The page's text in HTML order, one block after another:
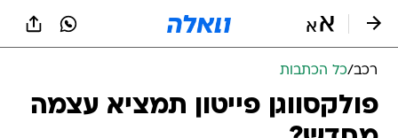
רכב/כל הכתבות
פולקסווגן פייטון תמציא עצמה